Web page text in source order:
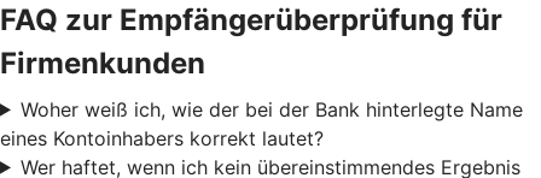
FAQ zur Empfängerüberprüfung für
Firmenkunden
Woher weiß ich, wie der bei der Bank hinterlegte Name
eines Kontoinhabers korrekt lautet?
Wer haftet, wenn ich kein übereinstimmendes Ergebnis